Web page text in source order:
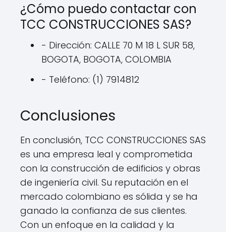
¿Cómo puedo contactar con
TCC CONSTRUCCIONES SAS?
- Dirección: CALLE 70 M 18 L SUR 58,
BOGOTA, BOGOTA, COLOMBIA
- Teléfono: (1) 7914812
Conclusiones
En conclusión, TCC CONSTRUCCIONES SAS
es una empresa leal y comprometida
con la construcción de edificios y obras
de ingeniería civil. Su reputación en el
mercado colombiano es sólida y se ha
ganado la confianza de sus clientes.
Con un enfoque en la calidad y la